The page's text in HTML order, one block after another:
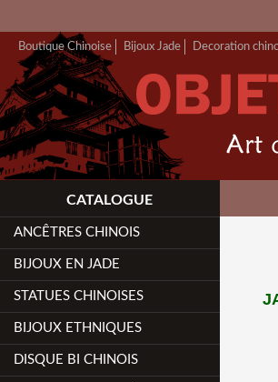
Boutique Chinoise Bijoux Jade Decoration
CATALOGUE
ANCÊTRES CHINOIS
BIJOUX EN JADE
STATUES CHINOISES
BIJOUX ETHNIQUES
DISQUE BI CHINOIS